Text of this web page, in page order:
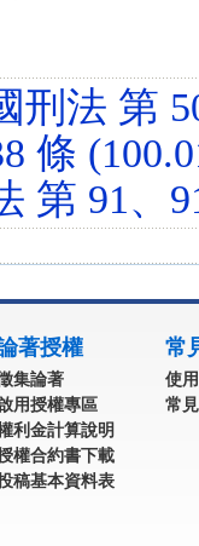
刑法 第
條
第 91、
著授權
集論著
用授權專區
利金計算說明
權合約書下載
稿基本資料表
常
使
常